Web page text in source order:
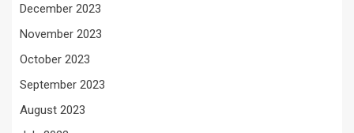
December 2023
November 2023
October 2023
September 2023
August 2023